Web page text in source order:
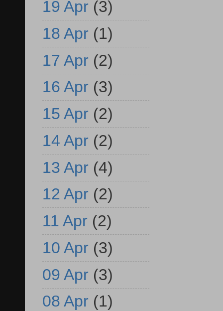
19 Apr (3)
18 Apr (1)
17 Apr (2)
16 Apr (3)
15 Apr (2)
14 Apr (2)
13 Apr (4)
12 Apr (2)
11 Apr (2)
10 Apr (3)
09 Apr (3)
08 Apr (1)